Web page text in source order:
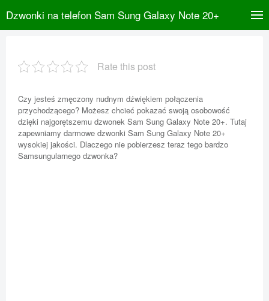
Dzwonki na telefon Sam Sung Galaxy Note 20+
Rate this post
Czy jesteś zmęczony nudnym dźwiękiem połączenia
przychodzącego? Możesz chcieć pokazać swoją osobowość
dzięki najgorętszemu dzwonek Sam Sung Galaxy Note 20+. Tutaj
zapewniamy darmowe dzwonki Sam Sung Galaxy Note 20+
wysokiej jakości. Dlaczego nie pobierzesz teraz tego bardzo
Samsungularnego dzwonka?